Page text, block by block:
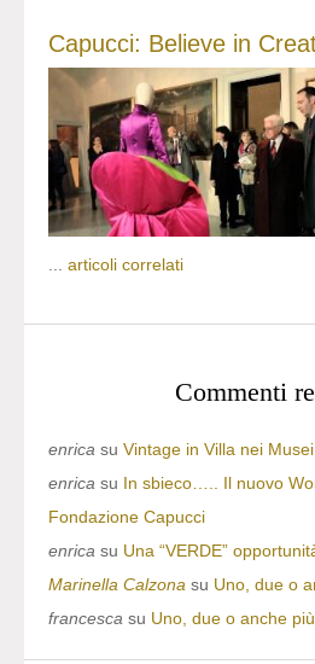
Capucci: Believe in
... articoli correlati
Commenti
enrica su Vintage in Villa nei
enrica su In sbieco….. Il nuovo
Fondazione Capucci
enrica su Una “VERDE”
Marinella Calzona su Uno, due o
francesca su Uno, due o anche più